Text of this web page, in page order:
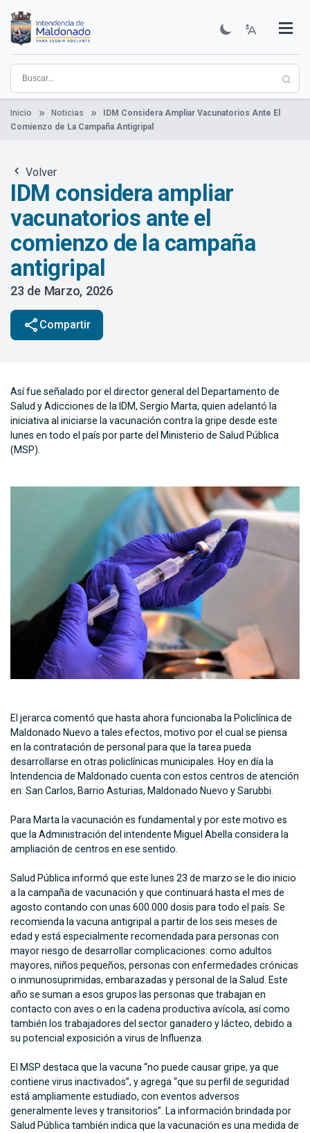
contenido
principal
Institucional
Municipios
Descubre Maldonado
Comunicación
Servicios
Guía De Trámites
Ver Noticias
Inicio Noticias
IDM Considera Ampliar Vacunatorios Ante El
Comienzo de La Campaña Antigripal
Volver
IDM considera ampliar
vacunatorios ante el
comienzo de la campaña
antigripal
23 de Marzo, 2026
share Compartir
Así fue señalado por el director general del Departamento de
Salud y Adicciones de la IDM, Sergio Marta, quien adelantó la
iniciativa al iniciarse la vacunación contra la gripe desde este
lunes en todo el país por parte del Ministerio de Salud Pública
(MSP).
El jerarca comentó que hasta ahora funcionaba la Policlínica de
Maldonado Nuevo a tales efectos, motivo por el cual se piensa
en la contratación de personal para que la tarea pueda
desarrollarse en otras policlínicas municipales. Hoy en día la
Intendencia de Maldonado cuenta con estos centros de atención
en: San Carlos, Barrio Asturias, Maldonado Nuevo y Sarubbi.
Para Marta la vacunación es fundamental y por este motivo es
que la Administración del intendente Miguel Abella considera la
ampliación de centros en ese sentido.
Salud Pública informó que este lunes 23 de marzo se le dio inicio
a la campaña de vacunación y que continuará hasta el mes de
agosto contando con unas 600.000 dosis para todo el país. Se
recomienda la vacuna antigripal a partir de los seis meses de
edad y está especialmente recomendada para personas con
mayor riesgo de desarrollar complicaciones: como adultos
mayores, niños pequeños, personas con enfermedades crónicas
o inmunosuprimidas, embarazadas y personal de la Salud. Este
año se suman a esos grupos las personas que trabajan en
contacto con aves o en la cadena productiva avícola, así como
también los trabajadores del sector ganadero y lácteo, debido a
su potencial exposición a virus de Influenza.
El MSP destaca que la vacuna “no puede causar gripe, ya que
contiene virus inactivados”, y agrega “que su perfil de seguridad
está ampliamente estudiado, con eventos adversos
generalmente leves y transitorios”. La información brindada por
Salud Pública también indica que la vacunación es una medida de